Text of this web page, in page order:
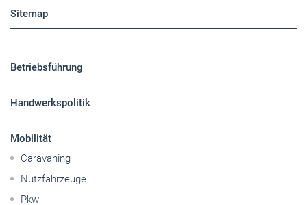
Sitemap
Betriebsführung
Handwerkspolitik
Mobilität
Caravaning
Nutzfahrzeuge
Pkw